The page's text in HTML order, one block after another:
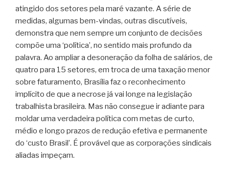
atingido dos setores pela maré vazante. A série de
medidas, algumas bem-vindas, outras discutíveis,
demonstra que nem sempre um conjunto de decisões
compõe uma ‘política’, no sentido mais profundo da
palavra. Ao ampliar a desoneração da folha de salários, de
quatro para 15 setores, em troca de uma taxação menor
sobre faturamento, Brasília faz o reconhecimento
implícito de que a necrose já vai longe na legislação
trabalhista brasileira. Mas não consegue ir adiante para
moldar uma verdadeira política com metas de curto,
médio e longo prazos de redução efetiva e permanente
do ‘custo Brasil’. É provável que as corporações sindicais
aliadas impeçam.